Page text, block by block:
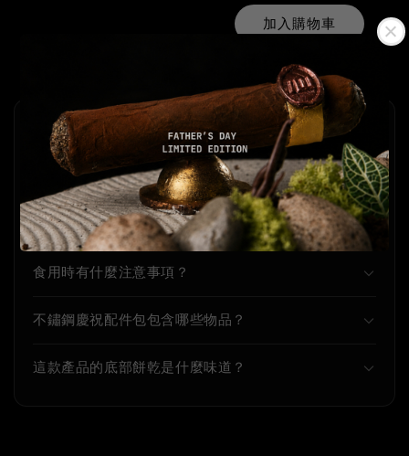
加入購物車
Frequently asked questions
這款可爾必思・草莓有什麼過敏原？
可爾必思・草莓的保存期限是多久？
食用時有什麼注意事項？
不鏽鋼慶祝配件包包含哪些物品？
這款產品的底部餅乾是什麼味道？